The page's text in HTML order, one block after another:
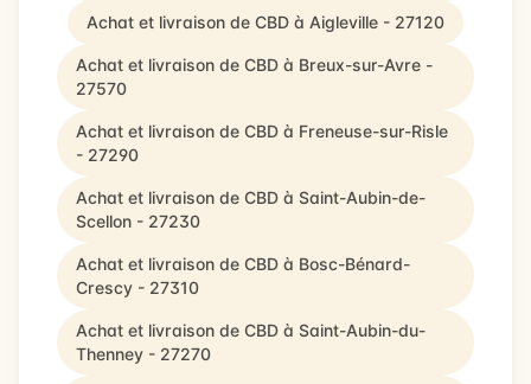
Achat et livraison de CBD à Aigleville - 27120
Achat et livraison de CBD à Breux-sur-Avre -
27570
Achat et livraison de CBD à Freneuse-sur-Risle
- 27290
Achat et livraison de CBD à Saint-Aubin-de-
Scellon - 27230
Achat et livraison de CBD à Bosc-Bénard-
Crescy - 27310
Achat et livraison de CBD à Saint-Aubin-du-
Thenney - 27270